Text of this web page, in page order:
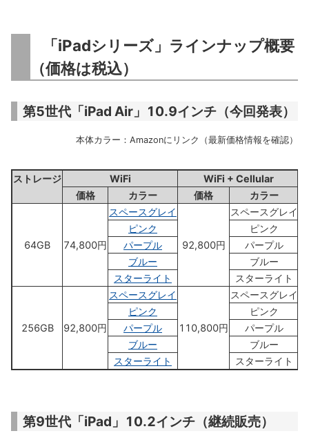
「iPadシリーズ」ラインナップ概要
（価格は税込）
第5世代「iPad Air」10.9インチ（今回発表）
本体カラー：Amazonにリンク（最新価格情報を確認）
ストレージ WiFi
WiFi + Cellular
価格
カラー 価格 カラー
64GB 74,800円
スペースグレイ
92,800円
スペースグレイ
ピンク
ピンク
パープル
パープル
ブルー
ブルー
スターライト
スターライト
256GB 92,800円
スペースグレイ
110,800円
スペースグレイ
ピンク
ピンク
パープル
パープル
ブルー
ブルー
スターライト
スターライト
第9世代「iPad」10.2インチ（継続販売）